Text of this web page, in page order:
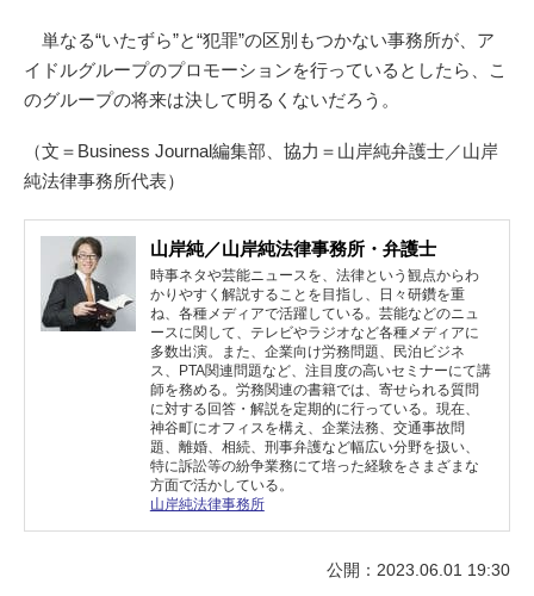
単なる“いたずら”と“犯罪”の区別もつかない事務所が、ア
イドルグループのプロモーションを行っているとしたら、こ
のグループの将来は決して明るくないだろう。
（文＝Business Journal編集部、協力＝山岸純弁護士／山岸
純法律事務所代表）
山岸純／山岸純法律事務所・弁護士
時事ネタや芸能ニュースを、法律という観点からわ
かりやすく解説することを目指し、日々研鑽を重
ね、各種メディアで活躍している。芸能などのニュ
ースに関して、テレビやラジオなど各種メディアに
多数出演。また、企業向け労務問題、民泊ビジネ
ス、PTA関連問題など、注目度の高いセミナーにて講
師を務める。労務関連の書籍では、寄せられる質問
に対する回答・解説を定期的に行っている。現在、
神谷町にオフィスを構え、企業法務、交通事故問
題、離婚、相続、刑事弁護など幅広い分野を扱い、
特に訴訟等の紛争業務にて培った経験をさまざまな
方面で活かしている。
山岸純法律事務所
公開：2023.06.01 19:30